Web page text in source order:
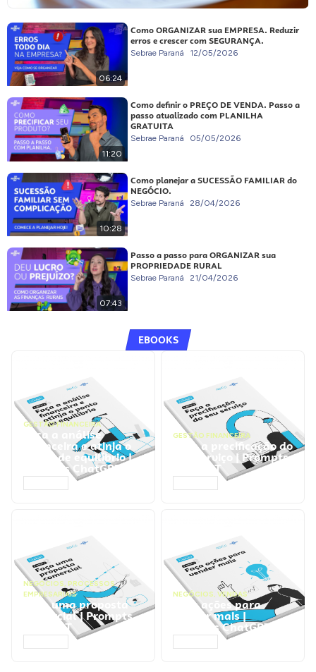
06:24
Como ORGANIZAR sua EMPRESA. Reduzir
erros e crescer com SEGURANÇA.
Sebrae Paraná 12/05/2026
11:20
Como definir o PREÇO DE VENDA. Passo a
passo atualizado com PLANILHA
GRATUITA
Sebrae Paraná 05/05/2026
10:28
Como planejar a SUCESSÃO FAMILIAR do
NEGÓCIO.
Sebrae Paraná 28/04/2026
07:43
Passo a passo para ORGANIZAR sua
PROPRIEDADE RURAL
Sebrae Paraná 21/04/2026
EBOOKS
GESTÃO FINANCEIRA
Faça a análise
financeira e atinja o
ponto de equilíbrio |
Prompts ChatGPT
GESTÃO FINANCEIRA
Faça a precificação do
seu serviço | Prompts
ChatGPT
NEGÓCIOS, PROCESSOS
EMPRESARIAIS
Faça uma proposta
comercial | Prompts
ChatGPT
NEGÓCIOS, VENDAS
Faça ações para
vender mais |
Prompts ChatGPT